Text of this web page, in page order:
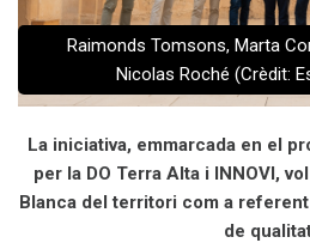
Raimonds Tomsons, Marta
Nicolas Roché (Crèdit:
La iniciativa, emmarcada en el
per la DO Terra Alta i INNOVI,
Blanca del territori com a
de